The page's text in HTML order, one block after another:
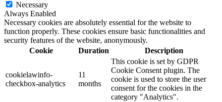
Necessary
Always Enabled
Necessary cookies are absolutely essential for the website to
function properly. These cookies ensure basic functionalities and
security features of the website, anonymously.
Cookie
Duration Description
cookielawinfo-
checkbox-analytics
11
months
This cookie is set by GDPR
Cookie Consent plugin. The
cookie is used to store the user
consent for the cookies in the
category "Analytics".